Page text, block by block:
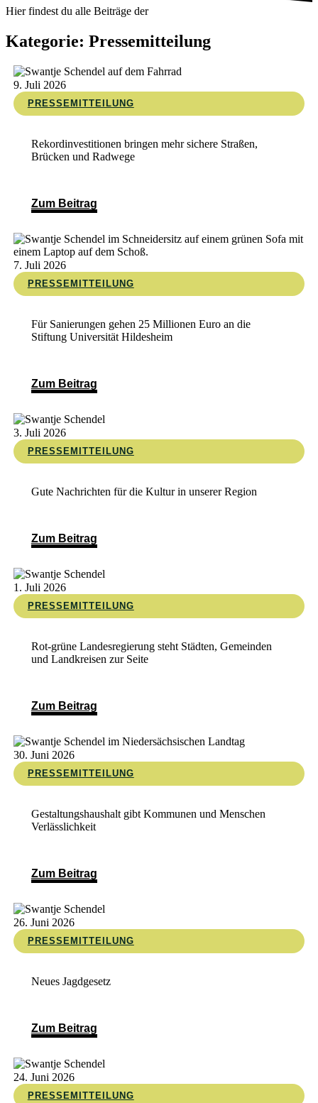
Hier findest du alle Beiträge der
Kategorie: Pressemitteilung
9. Juli 2026
PRESSEMITTEILUNG
Rekordinvestitionen bringen mehr sichere Straßen,
Brücken und Radwege
Zum Beitrag
7. Juli 2026
PRESSEMITTEILUNG
Für Sanierungen gehen 25 Millionen Euro an die
Stiftung Universität Hildesheim
Zum Beitrag
3. Juli 2026
PRESSEMITTEILUNG
Gute Nachrichten für die Kultur in unserer Region
Zum Beitrag
1. Juli 2026
PRESSEMITTEILUNG
Rot-grüne Landesregierung steht Städten, Gemeinden
und Landkreisen zur Seite
Zum Beitrag
30. Juni 2026
PRESSEMITTEILUNG
Gestaltungshaushalt gibt Kommunen und Menschen
Verlässlichkeit
Zum Beitrag
26. Juni 2026
PRESSEMITTEILUNG
Neues Jagdgesetz
Zum Beitrag
24. Juni 2026
PRESSEMITTEILUNG